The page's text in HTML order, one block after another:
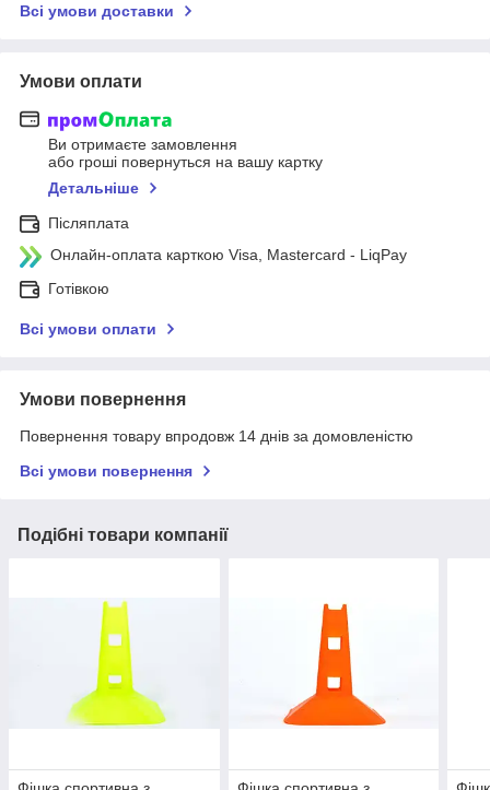
Всі умови доставки
Умови оплати
Ви отримаєте замовлення
або гроші повернуться на вашу картку
Детальніше
Післяплата
Онлайн-оплата карткою Visa, Mastercard - LiqPay
Готівкою
Всі умови оплати
Умови повернення
Повернення товару впродовж 14 днів за домовленістю
Всі умови повернення
Подібні товари компанії